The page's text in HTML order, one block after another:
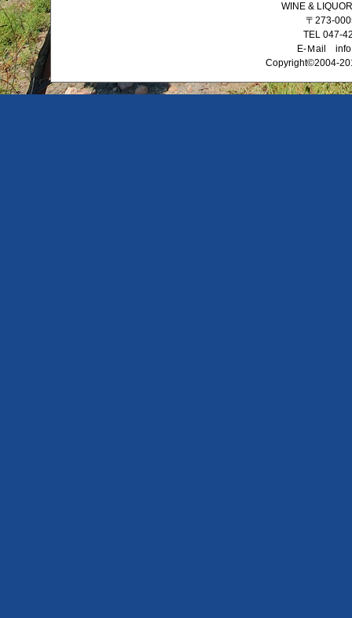
WINE &
〒273-
TEL 047-
E-Ｍail
Copyright©2004-